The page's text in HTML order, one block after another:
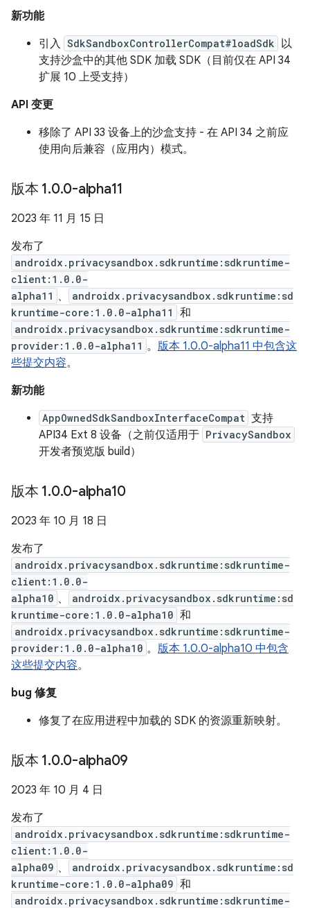
新功能
引入 SdkSandboxControllerCompat#loadSdk 以
支持沙盒中的其他 SDK 加载 SDK（目前仅在 API 34
扩展 10 上受支持）
API 变更
移除了 API 33 设备上的沙盒支持 - 在 API 34 之前应
使用向后兼容（应用内）模式。
版本 1.0.0-alpha11
2023 年 11 月 15 日
发布了
androidx.privacysandbox.sdkruntime:sdkruntime-
client:1.0.0-
alpha11 、
androidx.privacysandbox.sdkruntime:sd
kruntime-core:1.0.0-alpha11
和
androidx.privacysandbox.sdkruntime:sdkruntime-
provider:1.0.0-alpha11 。 版本 1.0.0-alpha11 中包含这
些提交内容。
新功能
AppOwnedSdkSandboxInterfaceCompat 支持
API34 Ext 8 设备（之前仅适用于 PrivacySandbox
开发者预览版 build）
版本 1.0.0-alpha10
2023 年 10 月 18 日
发布了
androidx.privacysandbox.sdkruntime:sdkruntime-
client:1.0.0-
alpha10 、
androidx.privacysandbox.sdkruntime:sd
kruntime-core:1.0.0-alpha10 和
androidx.privacysandbox.sdkruntime:sdkruntime-
provider:1.0.0-alpha10 。 版本 1.0.0-alpha10 中包含
这些提交内容。
bug 修复
修复了在应用进程中加载的 SDK 的资源重新映射。
版本 1.0.0-alpha09
2023 年 10 月 4 日
发布了
androidx.privacysandbox.sdkruntime:sdkruntime-
client:1.0.0-
alpha09 、
androidx.privacysandbox.sdkruntime:sd
kruntime-core:1.0.0-alpha09 和
androidx.privacysandbox.sdkruntime:sdkruntime-